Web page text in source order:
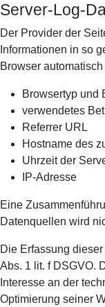
Server-Log-
Der Provider der
Informationen in so
Browser
Browsertyp und
verwendetes
Referrer URL
Hostname des
Uhrzeit der
IP-Adresse
Eine
Datenquellen wird
Die Erfassung
Abs. 1 lit. f DSGVO.
Interesse an der
Optimierung seiner